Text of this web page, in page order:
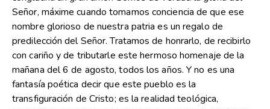
Señor, máxime cuando tomamos conciencia de que ese
nombre glorioso de nuestra patria es un regalo de
predilección del Señor. Tratamos de honrarlo, de recibirlo
con cariño y de tributarle este hermoso homenaje de la
mañana del 6 de agosto, todos los años. Y no es una
fantasía poética decir que este pueblo es la
transfiguración de Cristo; es la realidad teológica,